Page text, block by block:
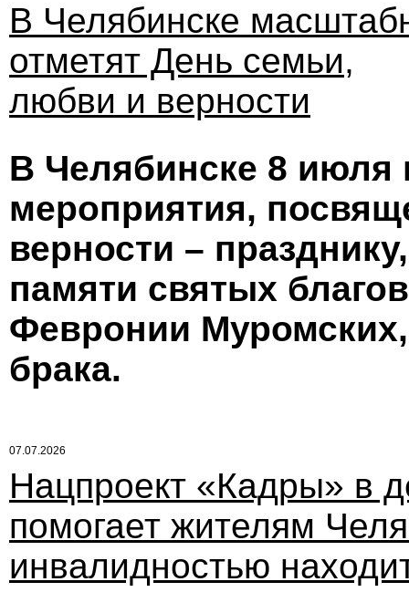
В Челябинске
отметят День семьи,
любви и верности
В Челябинске 8 июля
мероприятия,
верности –
памяти святых
Февронии
брака.
07.07.2026
Нацпроект «Кадры» в
помогает жителям
инвалидностью